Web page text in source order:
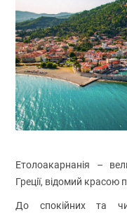
Етолоакарнанія –
Греції, відомий
До спокійних та